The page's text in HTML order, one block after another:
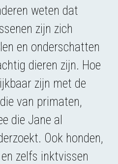
weten dat
zijn zich
en onderschatten
dieren zijn. Hoe
zijn met de
van primaten,
die Jane al
Ook honden,
zelfs inktvissen